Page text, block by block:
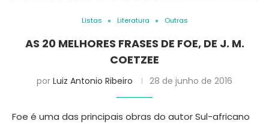
Listas Literatura Outras
AS 20 MELHORES FRASES DE FOE, DE J. M.
COETZEE
por Luiz Antonio Ribeiro 28 de junho de 2016
Foe é uma das principais obras do autor Sul-africano